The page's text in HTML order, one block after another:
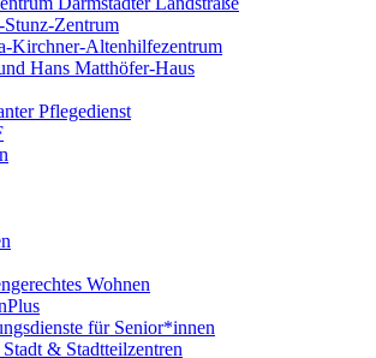
Stunz-Zentrum
Kirchner-Altenhilfezentrum
Hans Matthöfer-Haus
Pflegedienst
Wohnen
für Senior*innen
Stadt & Stadtteilzentren